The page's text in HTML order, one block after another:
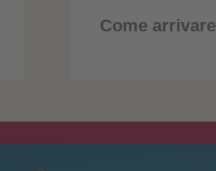
Come arrivare